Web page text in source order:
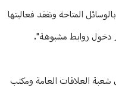
المتاحة وتفقد فعاليتها
دخول روابط مشبوهة".
العلاقات العامة ومكتب